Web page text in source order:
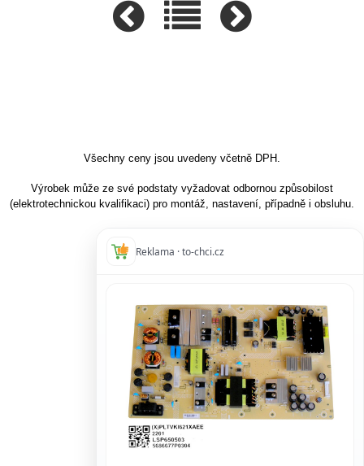
Všechny ceny jsou uvedeny včetně DPH.
Výrobek může ze své podstaty vyžadovat odbornou způsobilost
(elektrotechnickou kvalifikaci) pro montáž, nastavení, případně i obsluhu.
Reklama · to-chci.cz